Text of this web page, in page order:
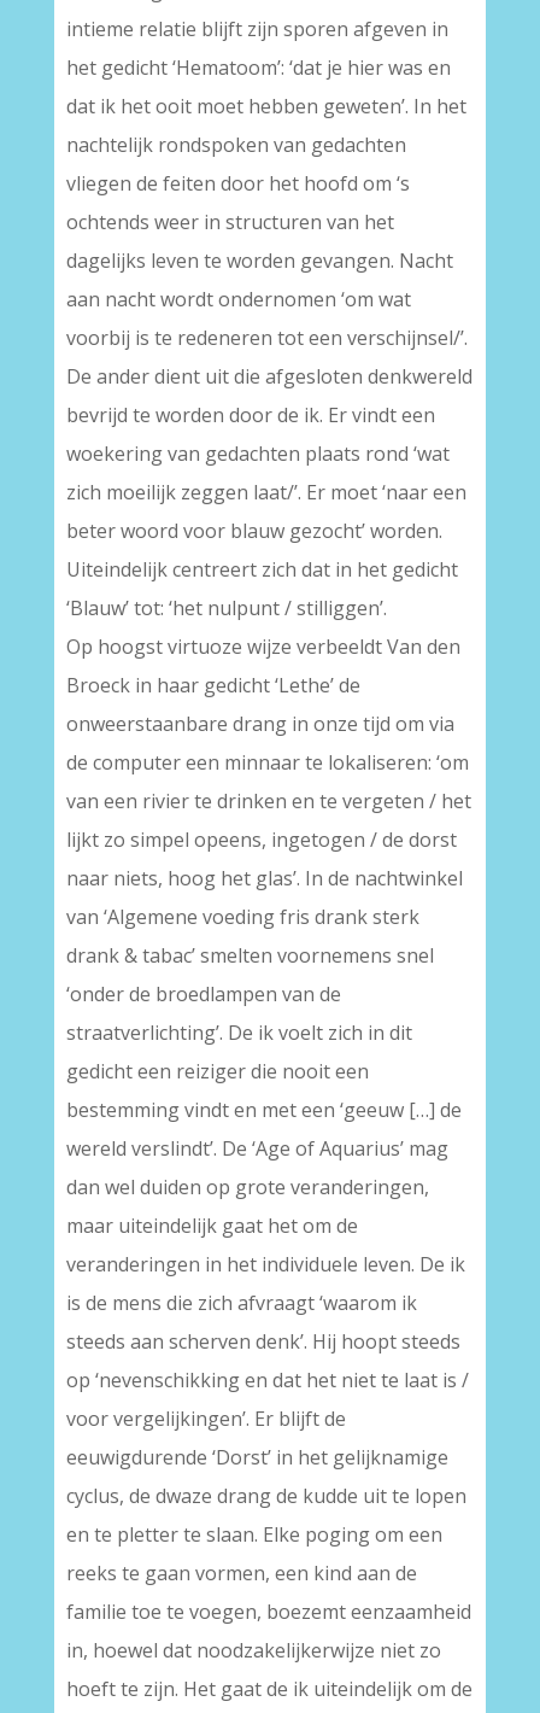
intieme relatie blijft zijn sporen afgeven in
het gedicht ‘Hematoom’: ‘dat je hier was en
dat ik het ooit moet hebben geweten’. In het
nachtelijk rondspoken van gedachten
vliegen de feiten door het hoofd om ‘s
ochtends weer in structuren van het
dagelijks leven te worden gevangen. Nacht
aan nacht wordt ondernomen ‘om wat
voorbij is te redeneren tot een verschijnsel/’.
De ander dient uit die afgesloten denkwereld
bevrijd te worden door de ik. Er vindt een
woekering van gedachten plaats rond ‘wat
zich moeilijk zeggen laat/’. Er moet ‘naar een
beter woord voor blauw gezocht’ worden.
Uiteindelijk centreert zich dat in het gedicht
‘Blauw’ tot: ‘het nulpunt / stilliggen’.
Op hoogst virtuoze wijze verbeeldt Van den
Broeck in haar gedicht ‘Lethe’ de
onweerstaanbare drang in onze tijd om via
de computer een minnaar te lokaliseren: ‘om
van een rivier te drinken en te vergeten / het
lijkt zo simpel opeens, ingetogen / de dorst
naar niets, hoog het glas’. In de nachtwinkel
van ‘Algemene voeding fris drank sterk
drank & tabac’ smelten voornemens snel
‘onder de broedlampen van de
straatverlichting’. De ik voelt zich in dit
gedicht een reiziger die nooit een
bestemming vindt en met een ‘geeuw […] de
wereld verslindt’. De ‘Age of Aquarius’ mag
dan wel duiden op grote veranderingen,
maar uiteindelijk gaat het om de
veranderingen in het individuele leven. De ik
is de mens die zich afvraagt ‘waarom ik
steeds aan scherven denk’. Hij hoopt steeds
op ‘nevenschikking en dat het niet te laat is /
voor vergelijkingen’. Er blijft de
eeuwigdurende ‘Dorst’ in het gelijknamige
cyclus, de dwaze drang de kudde uit te lopen
en te pletter te slaan. Elke poging om een
reeks te gaan vormen, een kind aan de
familie toe te voegen, boezemt eenzaamheid
in, hoewel dat noodzakelijkerwijze niet zo
hoeft te zijn. Het gaat de ik uiteindelijk om de